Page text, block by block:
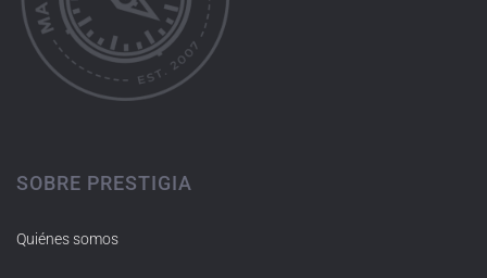
SOBRE PRESTIGIA
Quiénes somos